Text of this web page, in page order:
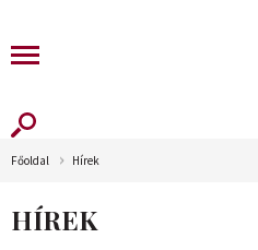
Főoldal Hírek
HÍREK